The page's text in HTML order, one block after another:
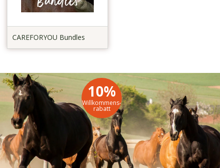
CAREFORYOU Bundles
10%
Willkommens-
rabatt